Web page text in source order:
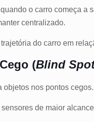
o carro começa a
centralizado.
do carro em
(Blind
objetos nos pontos
de maior